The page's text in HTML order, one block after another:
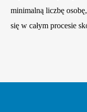
minimalną liczbę
się w całym procesie